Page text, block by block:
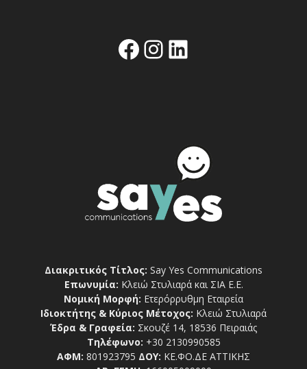
Facebook
Instagram
Linkedin
Διακριτικός Τίτλος: Say Yes Communications
Επωνυμία: Κλειώ Στυλιαρά και ΣΙΑ Ε.Ε.
Νομική Μορφή: Ετερόρρυθμη Εταιρεία
Ιδιοκτήτης & Κύριος Μέτοχος: Κλειώ Στυλιαρά
Έδρα & Γραφεία: Σκουζέ 14, 18536 Πειραιάς
Τηλέφωνο: +30 2130990585
ΑΦΜ: 801923795 ΔΟΥ: ΚΕ.ΦΟ.ΔΕ ΑΤΤΙΚΗΣ